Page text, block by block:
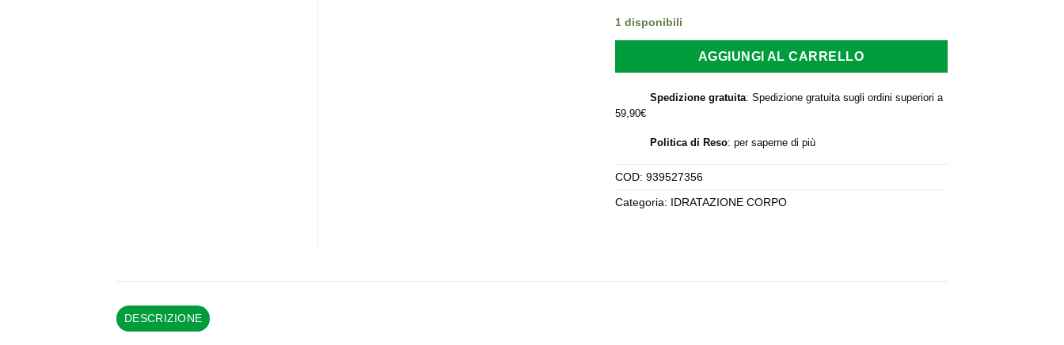
1 disponibili
AGGIUNGI AL CARRELLO
Spedizione gratuita: Spedizione gratuita sugli ordini superiori a
59,90€
Politica di Reso: per saperne di più
COD: 939527356
Categoria: IDRATAZIONE CORPO
DESCRIZIONE